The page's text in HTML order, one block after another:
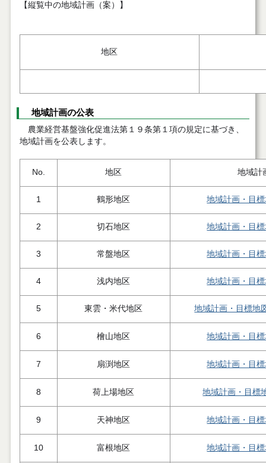
【縦覧中の地域計画（案）】
地区
地域計画の公表
農業経営基盤強化促進法第１９条第１項の規定に基づき、
地域計画を公表します。
No. 地区 地域計
1 鶴形地区 地域計画・目
2 切石地区 地域計画・目
3 常盤地区 地域計画・目
4 浅内地区 地域計画・目
5 東雲・米代地区 地域計画・目標地
6 檜山地区 地域計画・目
7 扇渕地区 地域計画・目
8 荷上場地区 地域計画・目標
9 天神地区 地域計画・目
10 富根地区 地域計画・目